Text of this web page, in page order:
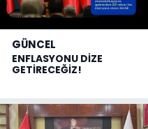
GÜNCEL
ENFLASYONU DİZE
GETİRECEĞİZ!